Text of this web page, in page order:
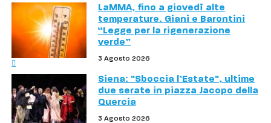
LaMMA, fino a giovedì alte
temperature. Giani e Barontini
“Legge per la rigenerazione
verde”
3 Agosto 2026
Siena: "Sboccia l’Estate", ultime
due serate in piazza Jacopo della
Quercia
3 Agosto 2026